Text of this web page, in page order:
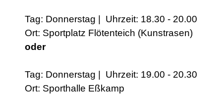
Tag: Donnerstag | Uhrzeit: 18.30 - 20.00
Ort: Sportplatz Flötenteich (Kunstrasen)
oder
Tag: Donnerstag | Uhrzeit: 19.00 - 20.30
Ort: Sporthalle Eßkamp